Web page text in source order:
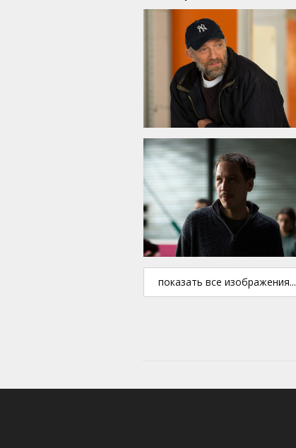
показать все изображения...